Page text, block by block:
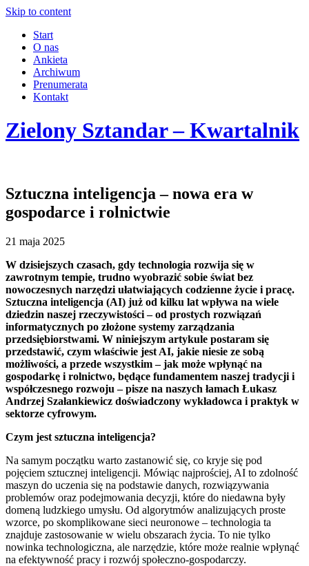
Skip to content
Start
O nas
Ankieta
Archiwum
Prenumerata
Kontakt
Zielony Sztandar – Kwartalnik
Sztuczna inteligencja – nowa era w
gospodarce i rolnictwie
21 maja 2025
W dzisiejszych czasach, gdy technologia rozwija się w
zawrotnym tempie, trudno wyobrazić sobie świat bez
nowoczesnych narzędzi ułatwiających codzienne życie i pracę.
Sztuczna inteligencja (AI) już od kilku lat wpływa na wiele
dziedzin naszej rzeczywistości – od prostych rozwiązań
informatycznych po złożone systemy zarządzania
przedsiębiorstwami. W niniejszym artykule postaram się
przedstawić, czym właściwie jest AI, jakie niesie ze sobą
możliwości, a przede wszystkim – jak może wpłynąć na
gospodarkę i rolnictwo, będące fundamentem naszej tradycji i
współczesnego rozwoju – pisze na naszych łamach Łukasz
Andrzej Szałankiewicz doświadczony wykładowca i praktyk w
sektorze cyfrowym.
Czym jest sztuczna inteligencja?
Na samym początku warto zastanowić się, co kryje się pod
pojęciem sztucznej inteligencji. Mówiąc najprościej, AI to zdolność
maszyn do uczenia się na podstawie danych, rozwiązywania
problemów oraz podejmowania decyzji, które do niedawna były
domeną ludzkiego umysłu. Od algorytmów analizujących proste
wzorce, po skomplikowane sieci neuronowe – technologia ta
znajduje zastosowanie w wielu obszarach życia. To nie tylko
nowinka technologiczna, ale narzędzie, które może realnie wpłynąć
na efektywność pracy i rozwój społeczno-gospodarczy.